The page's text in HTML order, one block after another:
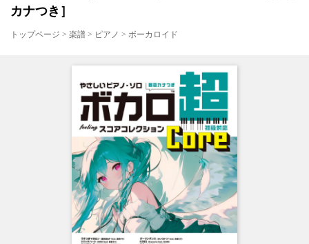
カナつき］
トップページ > 楽譜 > ピアノ > ボーカロイド